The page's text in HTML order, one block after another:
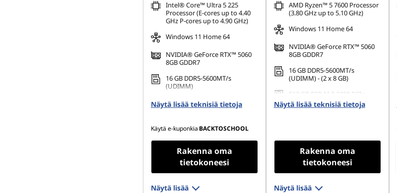
Intel® Core™ Ultra 5 225
Processor (E-cores up to 4.40
GHz P-cores up to 4.90 GHz)
Windows 11 Home 64
NVIDIA® GeForce RTX™ 5060
8GB GDDR7
16 GB DDR5-5600MT/s
(UDIMM)
512 GB SSD M.2 2280 PCIe
Gen4 TLC
Näytä lisää teknisiä tietoja
Käytä e-kuponkia BACKTOSCHOOL
Rakenna oma
tietokoneesi
Näytä lisää
AMD Ryzen™ 5 7600 Processor
(3.80 GHz up to 5.10 GHz)
Windows 11 Home 64
NVIDIA® GeForce RTX™ 5060
8GB GDDR7
16 GB DDR5-5600MT/s
(UDIMM) - (2 x 8 GB)
512 GB SSD M.2 2280 PCIe
Gen4 TLC
Näytä lisää teknisiä tietoja
Rakenna oma
tietokoneesi
Näytä lisää